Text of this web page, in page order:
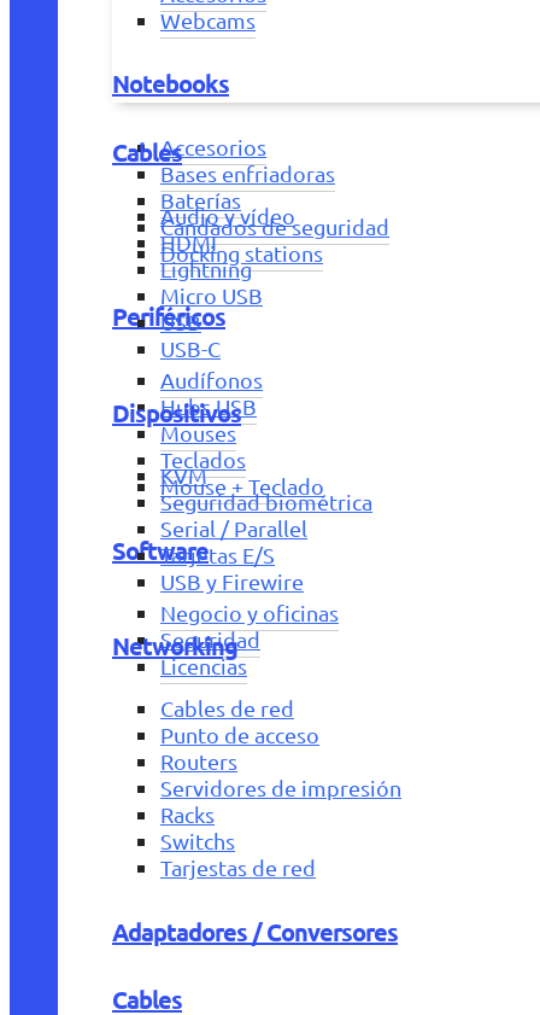
Webcams
Notebooks
Accesorios
Bases enfriadoras
Baterías
Candados de seguridad
Docking stations
Periféricos
Audífonos
Hubs USB
Mouses
Teclados
Mouse + Teclado
Software
Negocio y oficinas
Seguridad
Licencias
Cables
Audio y vídeo
HDMI
Lightning
Micro USB
USB
USB-C
Dispositivos
KVM
Seguridad biométrica
Serial / Parallel
Tarjetas E/S
USB y Firewire
Networking
Cables de red
Punto de acceso
Routers
Servidores de impresión
Racks
Switchs
Tarjestas de red
Adaptadores / Conversores
Cables